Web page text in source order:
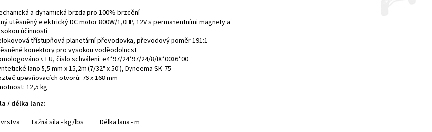
a dynamická brzda pro 100% brzdění
utěsněný elektrický DC motor 800W/1,0HP, 12V s permanentními magnety a
účinností
třístupňová planetární převodovka, převodový poměr 191:1
konektory pro vysokou voděodolnost
v EU, číslo schválení: e4*97/24*97/24/8/IX*0036*00
lano 5,5 mm x 15,2m (7/32" x 50'), Dyneema SK-75
upevňovacích otvorů: 76 x 168 mm
12,5 kg
/ délka lana:
vrstva Tažná síla - kg/lbs Délka lana - m